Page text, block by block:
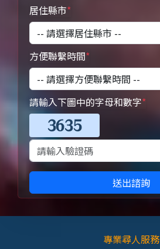
居住縣市*
方便聯繫時間*
請輸入下圖中的字母和數字*
送出諮詢
專業尋人服務